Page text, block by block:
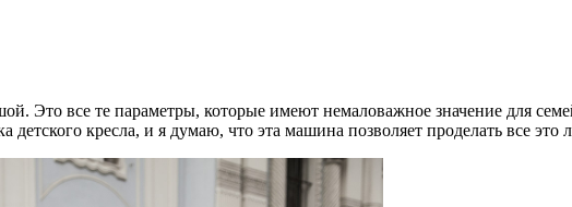
Это все те параметры, которые имеют немаловажное значение для
кресла, и я думаю, что эта машина позволяет проделать все это